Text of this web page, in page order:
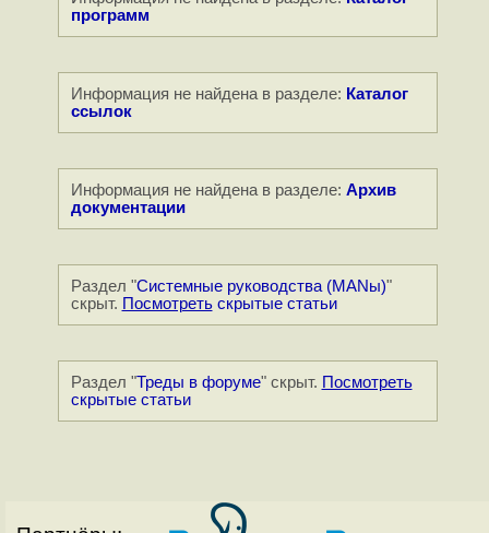
программ
Информация не найдена в разделе: Каталог
ссылок
Информация не найдена в разделе: Архив
документации
Раздел "Системные руководства (MANы)"
скрыт. Посмотретьскрытые статьи
Раздел "Треды в форуме" скрыт. Посмотреть
скрытые статьи